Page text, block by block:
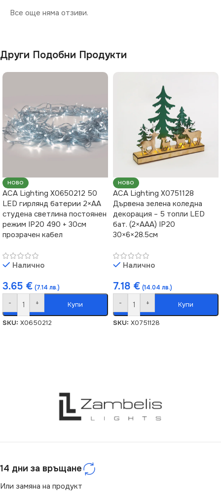
Все още няма отзиви.
Други Подобни Продукти
НОВО
ACA Lighting X0650212 50
LED гирлянд батерии 2×AA
студена светлина постоянен
режим IP20 490 + 30см
прозрачен кабел
Налично
3.65 € (7.14 лв.)
- + Купи
SKU: X0650212
НОВО
ACA Lighting X0751128
Дървена зелена коледна
декорация – 5 топли LED
бат. (2×AAA) IP20
30×6×28.5см
Налично
7.18 € (14.04 лв.)
- + Купи
SKU: X0751128
14 дни за връщане
Или замяна на продукт